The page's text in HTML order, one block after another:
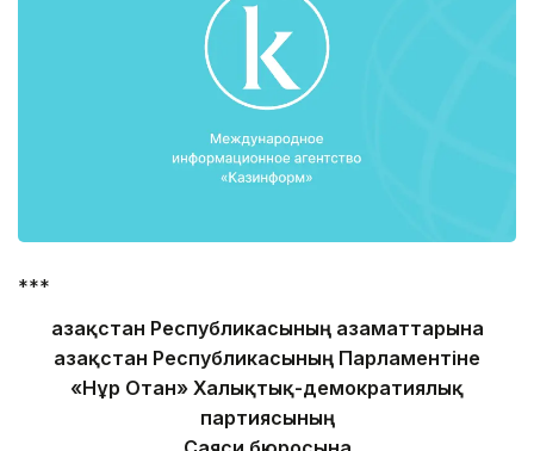
***
Қазақстан Республикасының азаматтарына
Қазақстан Республикасының Парламентіне
«Нұр Отан» Халықтық-демократиялық
партиясының